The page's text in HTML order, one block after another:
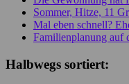
Sommer, Hitze, 11
Mal eben schnell?
Familienplanung auf
Halbwegs sortiert: